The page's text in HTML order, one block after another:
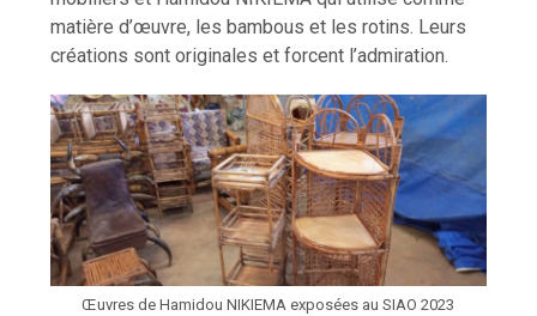
matière d’œuvre, les bambous et les rotins. Leurs
créations sont originales et forcent l’admiration.
Œuvres de Hamidou NIKIEMA exposées au SIAO 2023